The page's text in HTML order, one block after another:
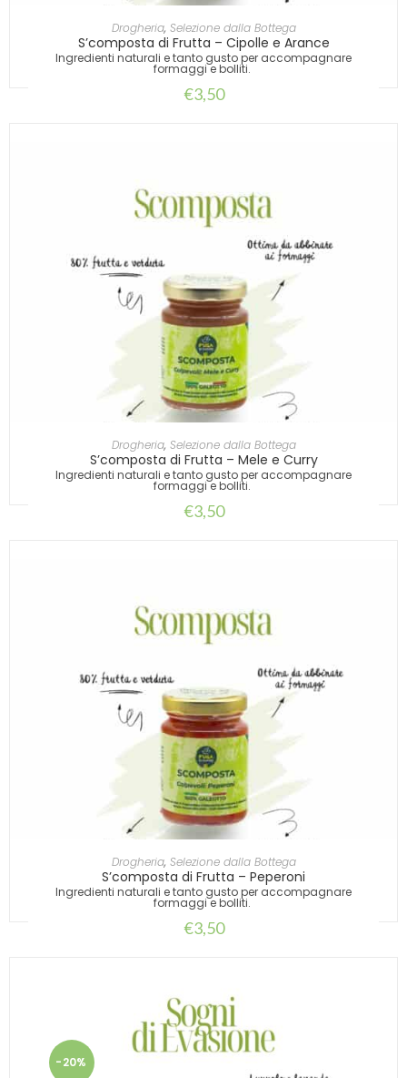
AGGIUNGI AL CARRELLO
Drogheria, Selezione dalla Bottega
S’composta di Frutta – Cipolle e Arance
Ingredienti naturali e tanto gusto per accompagnare
formaggi e bolliti.
€3,50
AGGIUNGI AL CARRELLO
Drogheria, Selezione dalla Bottega
S’composta di Frutta – Mele e Curry
Ingredienti naturali e tanto gusto per accompagnare
formaggi e bolliti.
€3,50
AGGIUNGI AL CARRELLO
Drogheria, Selezione dalla Bottega
S’composta di Frutta – Peperoni
Ingredienti naturali e tanto gusto per accompagnare
formaggi e bolliti.
€3,50
-20%